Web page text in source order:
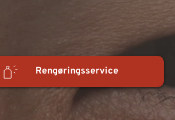
Rengøringsservice